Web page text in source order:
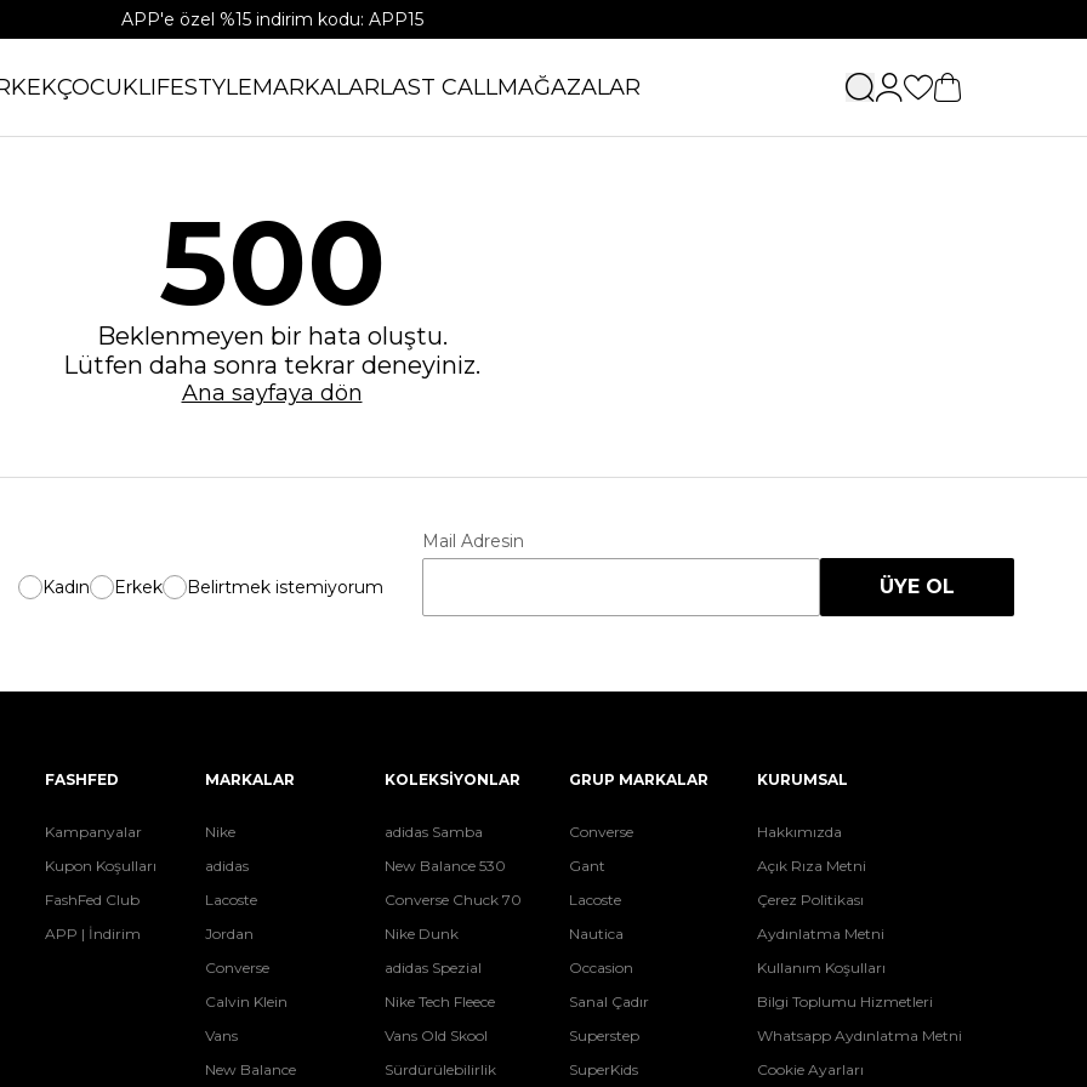
APP'e özel %15 indirim kodu: APP15
ÇOCUKLIFESTYLEMARKALARLAST CALLMAĞAZALAR
500
Beklenmeyen bir hata oluştu.
Lütfen daha sonra tekrar deneyiniz.
Ana sayfaya dön
Kadın Erkek Belirtmek istemiyorum
Mail Adresin
ÜYE OL
FASHFED
Kampanyalar
Kupon Koşulları
FashFed Club
APP | İndirim
MARKALAR
Nike
adidas
Lacoste
Jordan
Converse
Calvin Klein
Vans
New Balance
KOLEKSİYONLAR
adidas Samba
New Balance 530
Converse Chuck 70
Nike Dunk
adidas Spezial
Nike Tech Fleece
Vans Old Skool
Sürdürülebilirlik
GRUP MARKALAR
Converse
Gant
Lacoste
Nautica
Occasion
Sanal Çadır
Superstep
SuperKids
KURUMSAL
Hakkımızda
Açık Rıza Metni
Çerez Politikası
Aydınlatma Metni
Kullanım Koşulları
Bilgi Toplumu Hizmetleri
Whatsapp Aydınlatma Metni
Cookie Ayarları